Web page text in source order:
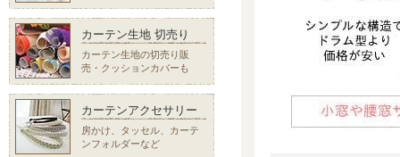
カーテン生地 切売り
カーテン生地の切売り販
売・クッションカバーも
カーテンアクセサリー
房かけ、タッセル、カーテ
ンフォルダーなど